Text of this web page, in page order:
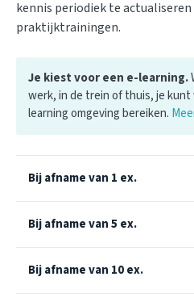
kennis periodiek te
praktijktrainingen.
Je kiest voor een e-learning.
werk, in de trein of thuis, je kunt
learning omgeving bereiken.
Bij afname van 1 ex.
Bij afname van 5 ex.
Bij afname van 10 ex.